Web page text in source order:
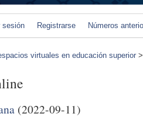
sesión Registrarse Números
virtuales en educación superior
(2022-09-11)